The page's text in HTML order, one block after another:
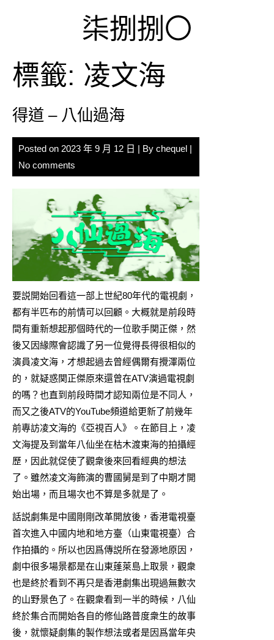
柒捌捌〇
標籤: 凌文海
得道 – 八仙過海
Posted on 2023 年 9 月 12 日 | By chequel |
No comments
要説開始回看這一部上世紀80年代的電視劇，
都有半匹布的前情可以回顧。大概就是前段時
間有重新想起那個時代的一位歌手関正傑，然
後又因緣際會認識了另一位覺得長得很相似的
演員凌文海，才想起過去曾經偶爾有攪渾兩位
的，就疑惑関正傑原來還曾在ATV演過電視劇
的嗎？也直到前段時間才認知兩位是不同人，
而又之後ATV的YouTube頻道給更新了前幾年
前專訪凌文海的《亞視百人》。在節目上，凌
文海提及到當年八仙坐在枯木渡東海的拍攝經
歷，因此就促使了觀衆後來回看經典的想法
了。雖然凌文海飾演的曹國舅是到了中期才開
始出場，而且場次也不算是多就是了。
話説劇集是中國剛剛改革開放後，香港電視臺
首次進入中國内地和地方臺（山東電視臺）合
作拍攝的。所以也因爲傳説所在發源地原因，
劇中很多場景都是在山東蓬萊島上取景，觀衆
也是終於看到不再只是香港劇集出現過無數次
的山野景色了。在觀衆看到一半的時候，八仙
終於集合而開始各自的修仙路普度衆生的故事
後，就懷疑劇集的製作想法或者是因爲當年央